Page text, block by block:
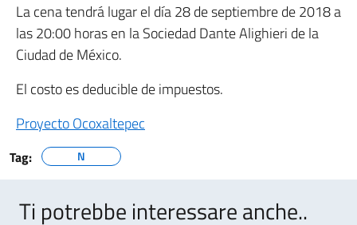
La cena tendrá lugar el día 28 de septiembre de 2018 a
las 20:00 horas en la Sociedad Dante Alighieri de la
Ciudad de México.
El costo es deducible de impuestos.
Proyecto Ocoxaltepec
Tag: N
Ti potrebbe interessare anche..